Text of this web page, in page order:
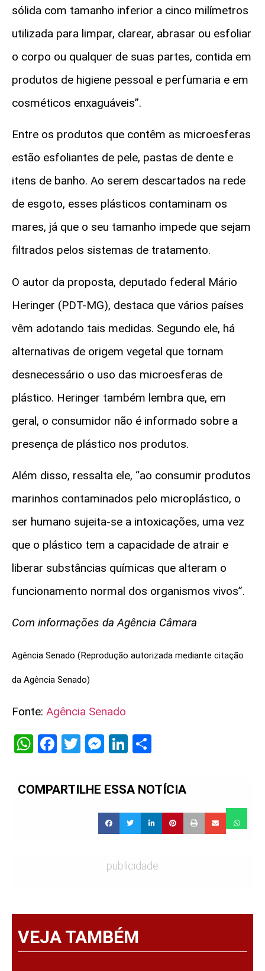
sólida com tamanho inferior a cinco milímetros
utilizada para limpar, clarear, abrasar ou esfoliar
o corpo ou qualquer de suas partes, contida em
produtos de higiene pessoal e perfumaria e em
cosméticos enxaguáveis”.
Entre os produtos que contêm as microesferas
estão esfoliantes de pele, pastas de dente e
itens de banho. Ao serem descartados na rede
de esgoto, esses plásticos contaminam os
mares, já que o seu tamanho impede que sejam
filtrados pelos sistemas de tratamento.
O autor da proposta, deputado federal Mário
Heringer (PDT-MG), destaca que vários países
vêm adotando tais medidas. Segundo ele, há
alternativas de origem vegetal que tornam
desnecessário o uso das microesferas de
plástico. Heringer também lembra que, em
geral, o consumidor não é informado sobre a
presença de plástico nos produtos.
Além disso, ressalta ele, “ao consumir produtos
marinhos contaminados pelo microplástico, o
ser humano sujeita-se a intoxicações, uma vez
que o plástico tem a capacidade de atrair e
liberar substâncias químicas que alteram o
funcionamento normal dos organismos vivos”.
Com informações da Agência Câmara
Agência Senado (Reprodução autorizada mediante citação
da Agência Senado)
Fonte: Agência Senado
WhatsApp
Facebook
Twitter
Messenger
LinkedIn
COMPARTILHE ESSA NOTÍCIA
publicidade
VEJA TAMBÉM